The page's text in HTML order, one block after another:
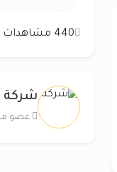
440 مشاهدات
شركة
عضو